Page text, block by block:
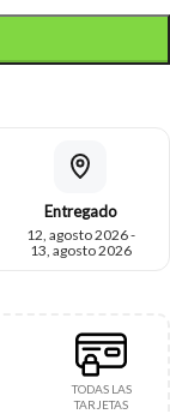
Entregado
12, agosto 2026 -
13, agosto 2026
TODAS LAS
TARJETAS